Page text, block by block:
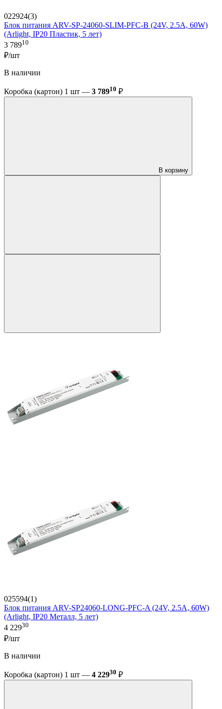
022924(3)
Блок питания ARV-SP-24060-SLIM-PFC-B (24V, 2.5A, 60W)
(Arlight, IP20 Пластик, 5 лет)
3 78910
₽/шт
В наличии
Коробка (картон) 1 шт — 3 78910 ₽
В корзину
025594(1)
Блок питания ARV-SP24060-LONG-PFC-A (24V, 2.5A, 60W)
(Arlight, IP20 Металл, 5 лет)
4 22930
₽/шт
В наличии
Коробка (картон) 1 шт — 4 22930 ₽